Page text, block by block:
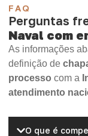
FAQ
Perguntas
Naval com
As informações
definição de
processo com a
atendimento
O que é